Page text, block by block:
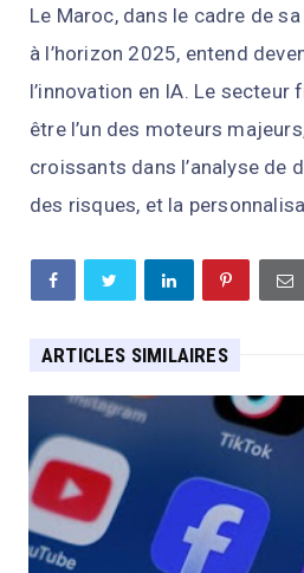
Le Maroc, dans le cadre de
à l’horizon 2025, entend
l’innovation en IA. Le secteur
être l’un des moteurs
croissants dans l’analyse de
des risques, et la
ARTICLES SIMILAIRES